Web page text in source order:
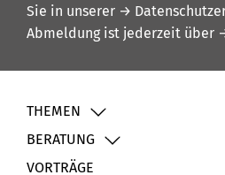
Sie in unserer →
Abmeldung ist jederzeit über
THEMEN
BERATUNG
VORTRÄGE